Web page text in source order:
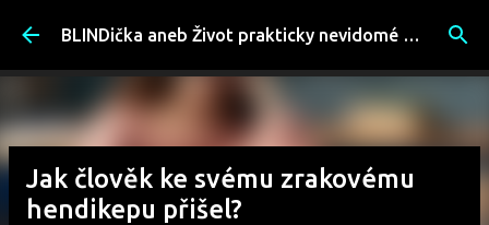
Přeskočit na hlavní obsah BLINDička aneb Život prakticky nevidomé ženy
Jak člověk ke svému zrakovému
hendikepu přišel?